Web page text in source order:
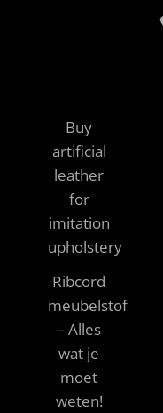
Buy
artificial
leather
for
imitation
upholstery
Ribcord
meubelstof
– Alles
wat je
moet
weten!